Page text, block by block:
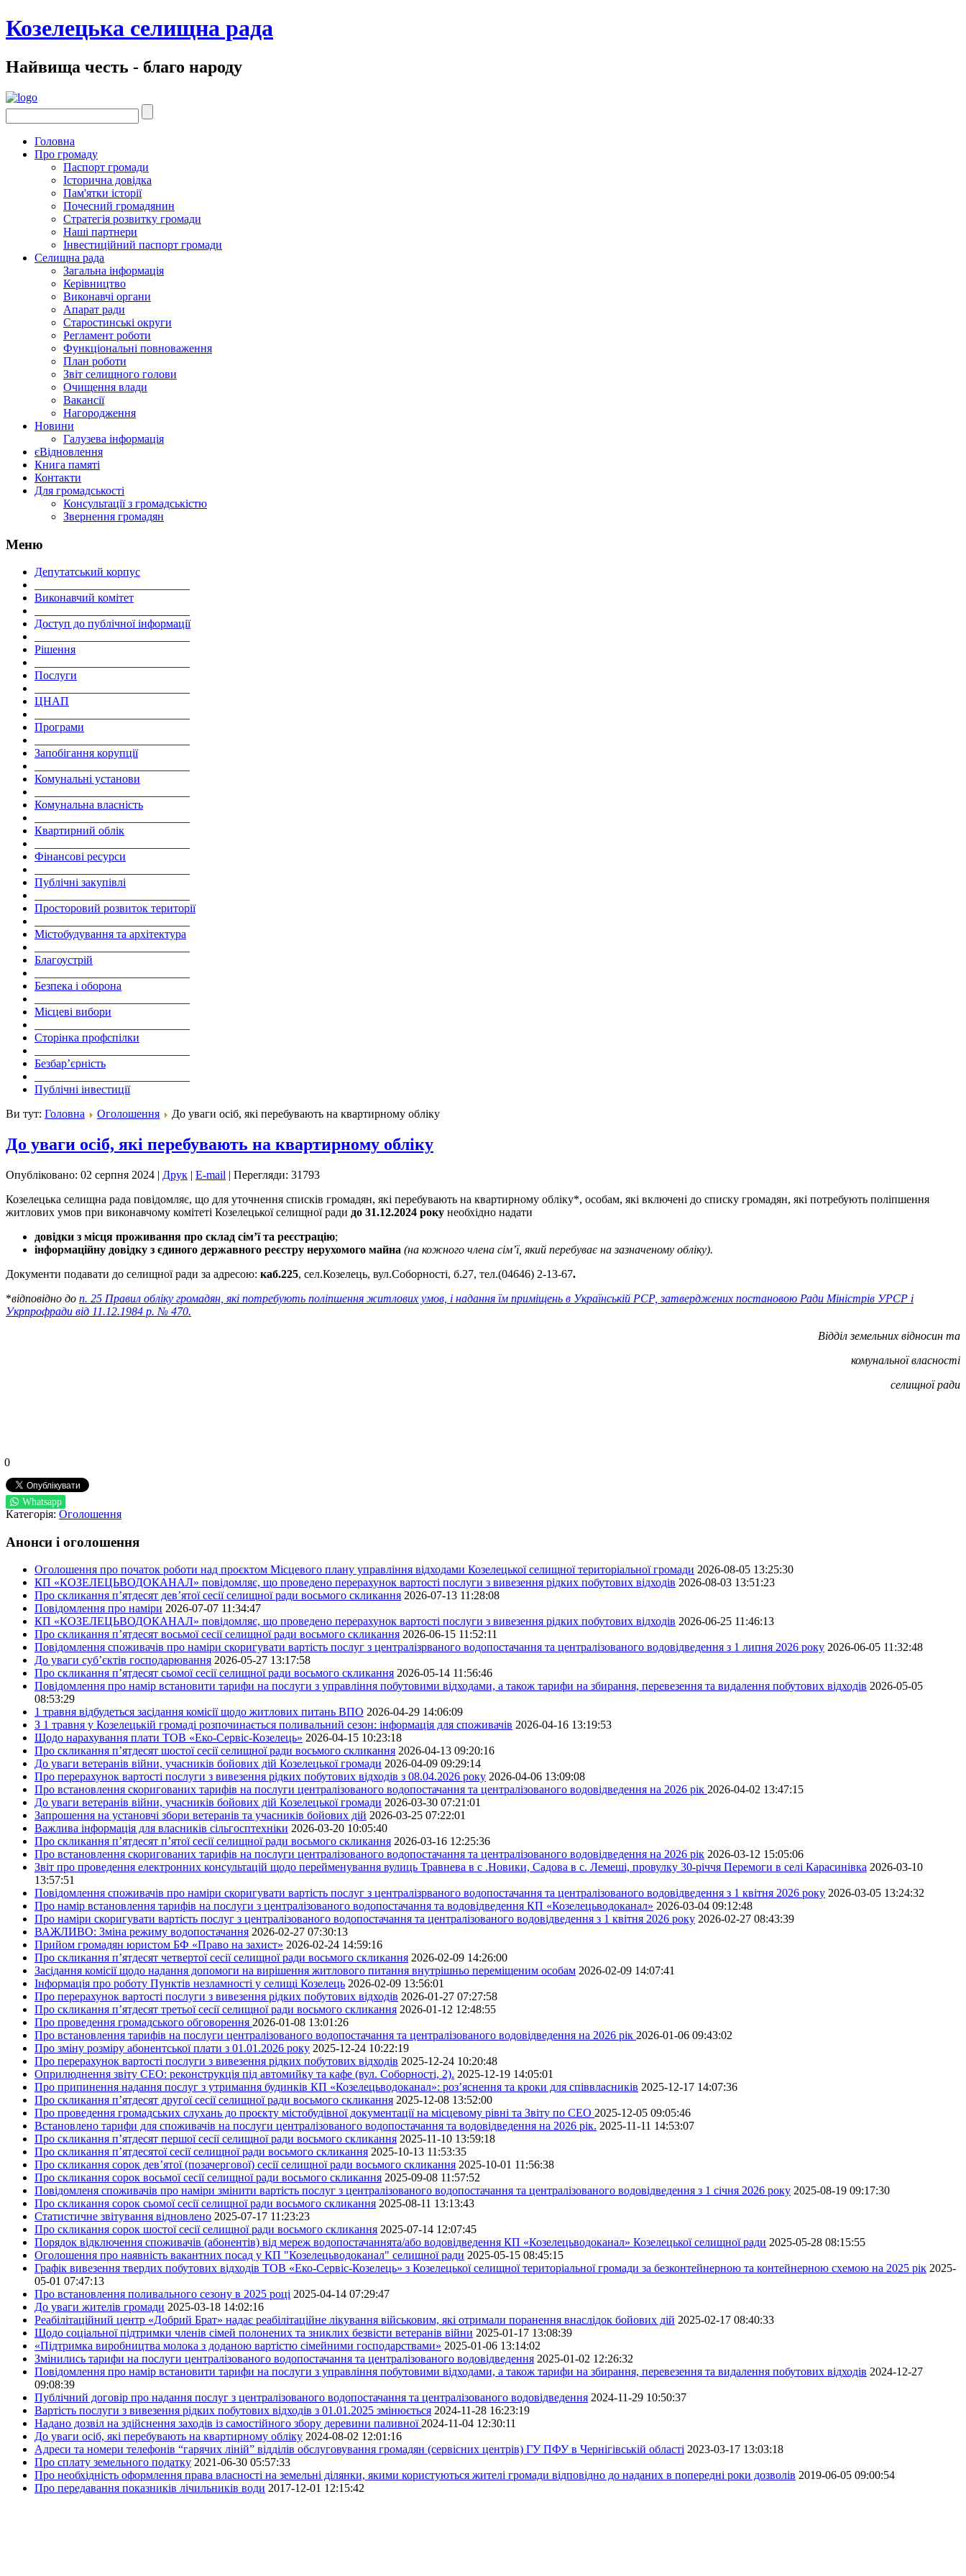
Козелецька селищна рада
Найвища честь - благо народу
Головна
Про громаду
Паспорт громади
Історична довідка
Пам'ятки історії
Почесний громадянин
Стратегія розвитку громади
Наші партнери
Інвестиційний паспорт громади
Селищна рада
Загальна інформація
Керівництво
Виконавчі органи
Апарат ради
Старостинські округи
Регламент роботи
Функціональні повноваження
План роботи
Звіт селищного голови
Очищення влади
Вакансії
Нагородження
Новини
Галузева інформація
єВідновлення
Книга памяті
Контакти
Для громадськості
Консультації з громадськістю
Звернення громадян
Меню
Депутатський корпус
Виконавчий комітет
Доступ до публічної інформації
Рішення
Послуги
ЦНАП
Програми
Запобігання корупції
Комунальні установи
Комунальна власність
Квартирний облік
Фінансові ресурси
Публічні закупівлі
Просторовий розвиток території
Містобудування та архітектура
Благоустрій
Безпека і оборона
Місцеві вибори
Сторінка профспілки
Безбар’єрність
Публічні інвестиції
Ви тут: Головна Оголошення До уваги осіб, які перебувають на квартирному обліку
До уваги осіб, які перебувають на квартирному обліку
Опубліковано: 02 серпня 2024 | Друк | E-mail | Перегляди: 31793
Козелецька селищна рада повідомляє, що для уточнення списків громадян, які перебувають на квартирному обліку*, особам, які включені до списку громадян, які потребують поліпшення
житлових умов при виконавчому комітеті Козелецької селищної ради до 31.12.2024 року необхідно надати
довідки з місця проживання про склад сім’ї та реєстрацію;
інформаційну довідку з єдиного державного реєстру нерухомого майна (на кожного члена сім’ї, який перебуває на зазначеному обліку).
Документи подавати до селищної ради за адресою: каб.225, сел.Козелець, вул.Соборності, б.27, тел.(04646) 2-13-67.
*відповідно до п. 25 Правил обліку громадян, які потребують поліпшення житлових умов, і надання їм приміщень в Українській РСР, затверджених постановою Ради Міністрів УРСР і
Укрпрофради від 11.12.1984 р. № 470.
Відділ земельних відносин та
комунальноївласності
селищної ради
0
Whatsapp
Категорія: Оголошення
Анонси і оголошення
Оголошення про початок роботи над проєктом Місцевого плану управління відходами Козелецької селищної територіальної громади 2026-08-05 13:25:30
КП «КОЗЕЛЕЦЬВОДОКАНАЛ» повідомляє, що проведено перерахунок вартості послуги з вивезення рідких побутових відходів 2026-08-03 13:51:23
Про скликання п’ятдесят дев’ятої сесії селищної ради восьмого скликання 2026-07-13 11:28:08
Повідомлення про наміри 2026-07-07 11:34:47
КП «КОЗЕЛЕЦЬВОДОКАНАЛ» повідомляє, що проведено перерахунок вартості послуги з вивезення рідких побутових відходів 2026-06-25 11:46:13
Про скликання п’ятдесят восьмої сесії селищної ради восьмого скликання 2026-06-15 11:52:11
Повідомлення споживачів про наміри скоригувати вартість послуг з централізрваного водопостачання та централізованого водовідведення з 1 липня 2026 року 2026-06-05 11:32:48
До уваги суб’єктів господарювання 2026-05-27 13:17:58
Про скликання п’ятдесят сьомої сесії селищної ради восьмого скликання 2026-05-14 11:56:46
Повідомлення про намір встановити тарифи на послуги з управління побутовими відходами, а також тарифи на збирання, перевезення та видалення побутових відходів 2026-05-05
08:53:29
1 травня відбудеться засідання комісії щодо житлових питань ВПО 2026-04-29 14:06:09
З 1 травня у Козелецькій громаді розпочинається поливальний сезон: інформація для споживачів 2026-04-16 13:19:53
Щодо нарахування плати ТОВ «Еко-Сервіс-Козелець» 2026-04-15 10:23:18
Про скликання п’ятдесят шостої сесії селищної ради восьмого скликання 2026-04-13 09:20:16
До уваги ветеранів війни, учасників бойових дій Козелецької громади 2026-04-09 09:29:14
Про перерахунок вартості послуги з вивезення рідких побутових відходів з 08.04.2026 року 2026-04-06 13:09:08
Про встановлення скоригованих тарифів на послуги централізованого водопостачання та централізованого водовідведення на 2026 рік 2026-04-02 13:47:15
До уваги ветеранів війни, учасників бойових дій Козелецької громади 2026-03-30 07:21:01
Запрошення на установчі збори ветеранів та учасників бойових дій 2026-03-25 07:22:01
Важлива інформація для власників сільгосптехніки 2026-03-20 10:05:40
Про скликання п’ятдесят п’ятої сесії селищної ради восьмого скликання 2026-03-16 12:25:36
Про встановлення скоригованих тарифів на послуги централізованого водопостачання та централізованого водовідведення на 2026 рік 2026-03-12 15:05:06
Звіт про проведення електронних консультацій щодо перейменування вулиць Травнева в с .Новики, Садова в с. Лемеші, провулку 30-річчя Перемоги в селі Карасинівка 2026-03-10
13:57:51
Повідомлення споживачів про наміри скоригувати вартість послуг з централізрваного водопостачання та централізованого водовідведення з 1 квітня 2026 року 2026-03-05 13:24:32
Про намір встановлення тарифів на послуги з централізованого водопостачання та водовідведення КП «Козелецьводоканал» 2026-03-04 09:12:48
Про наміри скоригувати вартість послуг з централізованого водопостачання та централізованого водовідведення з 1 квітня 2026 року 2026-02-27 08:43:39
ВАЖЛИВО: Зміна режиму водопостачання 2026-02-27 07:30:13
Прийом громадян юристом БФ «Право на захист» 2026-02-24 14:59:16
Про скликання п’ятдесят четвертої сесії селищної ради восьмого скликання 2026-02-09 14:26:00
Засідання комісії щодо надання допомоги на вирішення житлового питання внутрішньо переміщеним особам 2026-02-09 14:07:41
Інформація про роботу Пунктів незламності у селищі Козелець 2026-02-09 13:56:01
Про перерахунок вартості послуги з вивезення рідких побутових відходів 2026-01-27 07:27:58
Про скликання п’ятдесят третьої сесії селищної ради восьмого скликання 2026-01-12 12:48:55
Про проведення громадського обговорення 2026-01-08 13:01:26
Про встановлення тарифів на послуги централізованого водопостачання та централізованого водовідведення на 2026 рік 2026-01-06 09:43:02
Про зміну розміру абонентської плати з 01.01.2026 року 2025-12-24 10:22:19
Про перерахунок вартості послуги з вивезення рідких побутових відходів 2025-12-24 10:20:48
Оприлюднення звіту СЕО: реконструкція під автомийку та кафе (вул. Соборності, 2). 2025-12-19 14:05:01
Про припинення надання послуг з утримання будинків КП «Козелецьводоканал»: роз’яснення та кроки для співвласників 2025-12-17 14:07:36
Про скликання п’ятдесят другої сесії селищної ради восьмого скликання 2025-12-08 13:52:00
Про проведення громадських слухань до проєкту містобудівної документації на місцевому рівні та Звіту по СЕО 2025-12-05 09:05:46
Встановлено тарифи для споживачів на послуги централізованого водопостачання та водовідведення на 2026 рік. 2025-11-11 14:53:07
Про скликання п’ятдесят першої сесії селищної ради восьмого скликання 2025-11-10 13:59:18
Про скликання п’ятдесятої сесії селищної ради восьмого скликання 2025-10-13 11:53:35
Про скликання сорок дев’ятої (позачергової) сесії селищної ради восьмого скликання 2025-10-01 11:56:38
Про скликання сорок восьмої сесії селищної ради восьмого скликання 2025-09-08 11:57:52
Повідомленя споживачів про наміри змінити вартість послуг з централізованого водопостачання та централізованого водовідведення з 1 січня 2026 року 2025-08-19 09:17:30
Про скликання сорок сьомої сесії селищної ради восьмого скликання 2025-08-11 13:13:43
Статистичне звітування відновлено 2025-07-17 11:23:23
Про скликання сорок шостої сесії селищної ради восьмого скликання 2025-07-14 12:07:45
Порядок відключення споживачів (абонентів) від мереж водопостачаннята/або водовідведення КП «Козелецьводоканал» Козелецької селищної ради 2025-05-28 08:15:55
Оголошення про наявність вакантних посад у КП "Козелецьводоканал" селищної ради 2025-05-15 08:45:15
Графік вивезення твердих побутових відходів ТОВ «Еко-Сервіс-Козелець» з Козелецької селищної територіальної громади за безконтейнерною та контейнерною схемою на 2025 рік 2025-
05-01 07:47:13
Про встановлення поливального сезону в 2025 році 2025-04-14 07:29:47
До уваги жителів громади 2025-03-18 14:02:16
Реабілітаційний центр «Добрий Брат» надає реабілітаційне лікування військовим, які отримали поранення внаслідок бойових дій 2025-02-17 08:40:33
Щодо соціальної підтримки членів сімей полонених та зниклих безвісти ветеранів війни 2025-01-17 13:08:39
«Підтримка виробництва молока з доданою вартістю сімейними господарствами» 2025-01-06 13:14:02
Змінились тарифи на послуги централізованого водопостачання та централізованого водовідведення 2025-01-02 12:26:32
Повідомлення про намір встановити тарифи на послуги з управління побутовими відходами, а також тарифи на збирання, перевезення та видалення побутових відходів 2024-12-27
09:08:39
Публічний договір про надання послуг з централізованого водопостачання та централізованого водовідведення 2024-11-29 10:50:37
Вартість послуги з вивезення рідких побутових відходів з 01.01.2025 змінюється 2024-11-28 16:23:19
Надано дозвіл на здійснення заходів із самостійного збору деревини паливної2024-11-04 12:30:11
До уваги осіб, які перебувають на квартирному обліку 2024-08-02 12:01:16
Адреси та номери телефонів “гарячих ліній” відділів обслуговування громадян (сервісних центрів) ГУ ПФУ в Чернігівській області 2023-03-17 13:03:18
Про сплату земельного податку 2021-06-30 05:57:33
Про необхідність оформлення права власності на земельні ділянки, якими користуються жителі громади відповідно до наданих в попередні роки дозволів 2019-06-05 09:00:54
Про передавання показників лічильників води 2017-12-01 12:15:42